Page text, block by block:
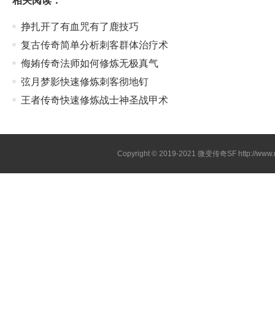
挣扎开了有血咒有了鹿技巧
复古传奇简单分析刺客群体治疗术
侮姷传奇法师如何修炼无极真气
弦月梦影快速修炼刺客彻地钉
王者传奇快速修炼战士神圣战甲术
Copyright © 2019-2021 微变传奇SF http://